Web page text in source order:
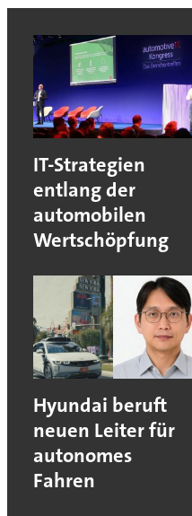
IT-Strategien
entlang der
automobilen
Wertschöpfung
Hyundai beruft
neuen Leiter für
autonomes
Fahren